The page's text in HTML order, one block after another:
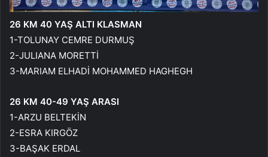
26 KM 40 YAŞ ALTI KLASMAN
1-TOLUNAY CEMRE DURMUŞ
2-JULIANA MORETTİ
3-MARIAM ELHADİ MOHAMMED HAGHEGH
26 KM 40-49 YAŞ ARASI
1-ARZU BELTEKİN
2-ESRA KIRGÖZ
3-BAŞAK ERDAL